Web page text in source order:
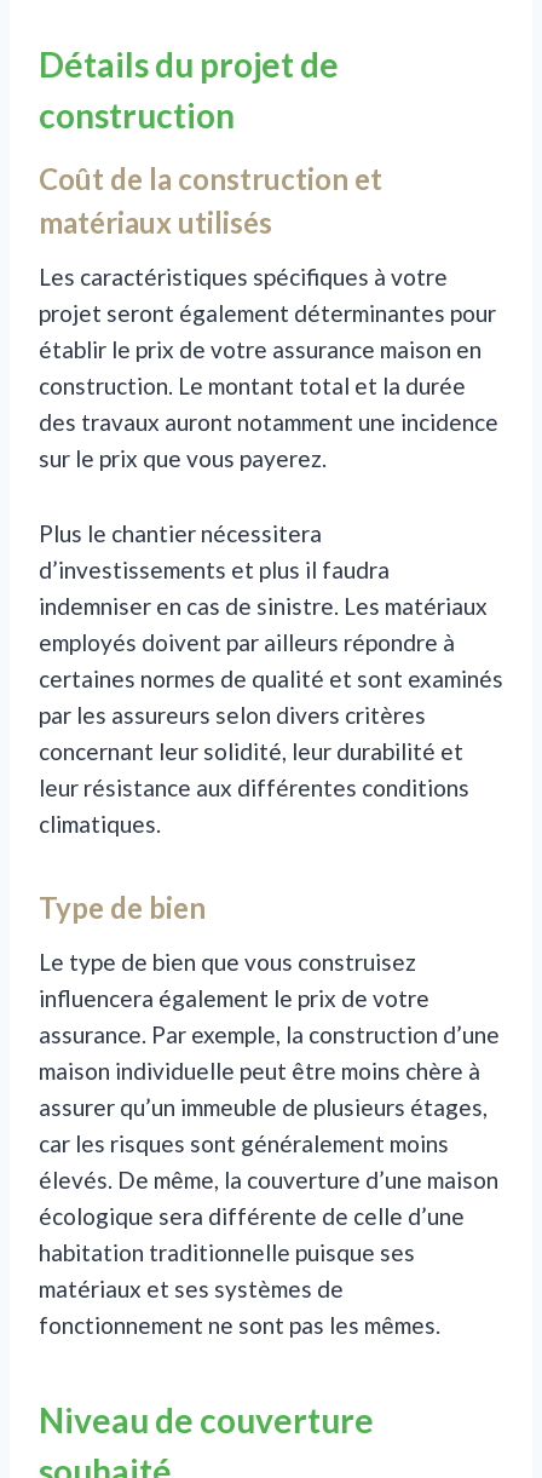
Détails du projet de
construction
Coût de la construction et
matériaux utilisés
Les caractéristiques spécifiques à votre
projet seront également déterminantes pour
établir le prix de votre assurance maison en
construction. Le montant total et la durée
des travaux auront notamment une incidence
sur le prix que vous payerez.
Plus le chantier nécessitera
d’investissements et plus il faudra
indemniser en cas de sinistre. Les matériaux
employés doivent par ailleurs répondre à
certaines normes de qualité et sont examinés
par les assureurs selon divers critères
concernant leur solidité, leur durabilité et
leur résistance aux différentes conditions
climatiques.
Type de bien
Le type de bien que vous construisez
influencera également le prix de votre
assurance. Par exemple, la construction d’une
maison individuelle peut être moins chère à
assurer qu’un immeuble de plusieurs étages,
car les risques sont généralement moins
élevés. De même, la couverture d’une maison
écologique sera différente de celle d’une
habitation traditionnelle puisque ses
matériaux et ses systèmes de
fonctionnement ne sont pas les mêmes.
Niveau de couverture